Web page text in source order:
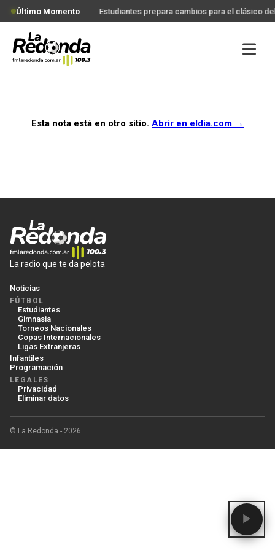
Último Momento Estudiantes prepara cambios para el clásico
Esta nota está en otro sitio. Abrir en eldia.com →
La radio que te da pelota
Noticias
FÚTBOL
Estudiantes
Gimnasia
Torneos Nacionales
Copas Internacionales
Ligas Extranjeras
Infantiles
Programación
LEGALES
Privacidad
Eliminar datos
© La Redonda - 2026